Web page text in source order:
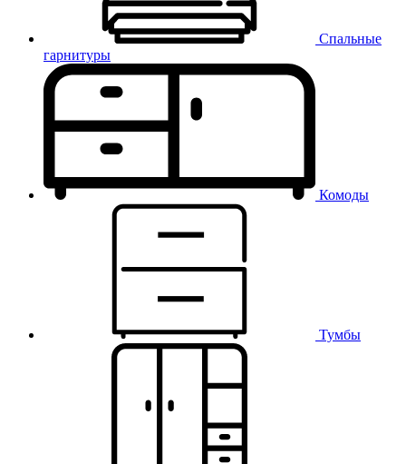
Спальные
гарнитуры
Комоды
Тумбы